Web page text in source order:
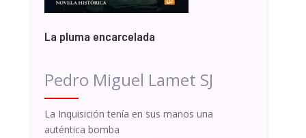
La pluma encarcelada
Pedro Miguel Lamet SJ
La Inquisición tenía en sus manos una
auténtica bomba